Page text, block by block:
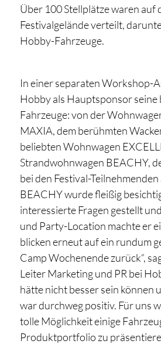
Über 100 Stellplätze waren auf
Festivalgelände verteilt,
Hobby-Fahrzeuge.
In einer separaten Workshop-
Hobby als Hauptsponsor seine
Fahrzeuge: von der
MAXIA, dem berühmten
beliebten Wohnwagen
Strandwohnwagen BEACHY,
bei den Festival-
BEACHY wurde fleißig
interessierte Fragen gestellt
und Party-Location machte er
blicken erneut auf ein rundum
Camp Wochenende zurück“,
Leiter Marketing und PR bei
hätte nicht besser sein können
war durchweg positiv. Für uns
tolle Möglichkeit einige
Produktportfolio zu